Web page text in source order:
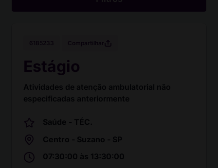
Estágio
Atividades de atenção ambulatorial não
especificadas anteriormente
Saúde - TÉC.
Centro - Suzano - SP
07:30:00 às 13:30:00